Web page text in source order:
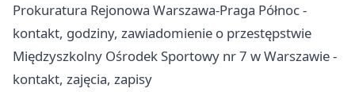
Prokuratura Rejonowa Warszawa-Praga Północ -
kontakt, godziny, zawiadomienie o przestępstwie
Międzyszkolny Ośrodek Sportowy nr 7 w Warszawie -
kontakt, zajęcia, zapisy